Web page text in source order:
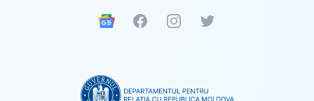
Google News
FacebookInstagramTwitter